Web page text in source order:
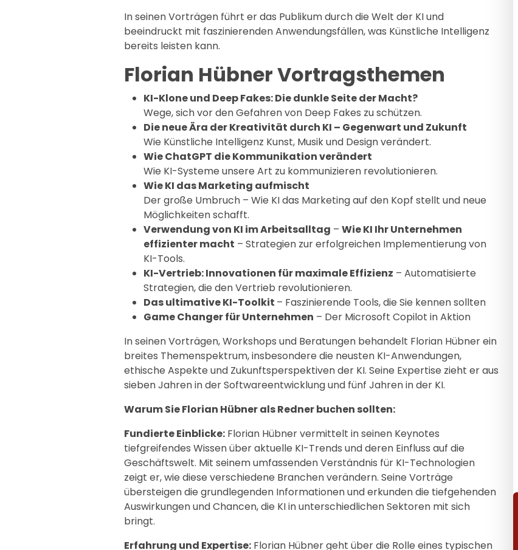
In seinen Vorträgen führt er das Publikum durch die Welt der KI und
beeindruckt mit faszinierenden Anwendungsfällen, was Künstliche Intelligenz
bereits leisten kann.
Florian Hübner Vortragsthemen
KI-Klone und Deep Fakes: Die dunkle Seite der Macht?
Wege, sich vor den Gefahren von Deep Fakes zu schützen.
Die neue Ära der Kreativität durch KI – Gegenwart und Zukunft
Wie Künstliche Intelligenz Kunst, Musik und Design verändert.
Wie ChatGPT die Kommunikation verändert
Wie KI-Systeme unsere Art zu kommunizieren revolutionieren.
Wie KI das Marketing aufmischt
Der große Umbruch – Wie KI das Marketing auf den Kopf stellt und neue
Möglichkeiten schafft.
Verwendung von KI im Arbeitsalltag – Wie KI Ihr Unternehmen
effizienter macht – Strategien zur erfolgreichen Implementierung von
KI-Tools.
KI-Vertrieb: Innovationen für maximale Effizienz – Automatisierte
Strategien, die den Vertrieb revolutionieren.
Das ultimative KI-Toolkit – Faszinierende Tools, die Sie kennen sollten
Game Changer für Unternehmen – Der Microsoft Copilot in Aktion
In seinen Vorträgen, Workshops und Beratungen behandelt Florian Hübner ein
breites Themenspektrum, insbesondere die neusten KI-Anwendungen,
ethische Aspekte und Zukunftsperspektiven der KI. Seine Expertise zieht er aus
sieben Jahren in der Softwareentwicklung und fünf Jahren in der KI.
Warum Sie Florian Hübner als Redner buchen sollten:
Fundierte Einblicke: Florian Hübner vermittelt in seinen Keynotes
tiefgreifendes Wissen über aktuelle KI-Trends und deren Einfluss auf die
Geschäftswelt. Mit seinem umfassenden Verständnis für KI-Technologien
zeigt er, wie diese verschiedene Branchen verändern. Seine Vorträge
übersteigen die grundlegenden Informationen und erkunden die tiefgehenden
Auswirkungen und Chancen, die KI in unterschiedlichen Sektoren mit sich
bringt.
Erfahrung und Expertise: Florian Hübner geht über die Rolle eines typischen